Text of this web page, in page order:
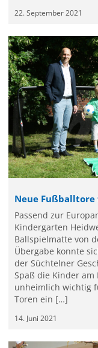
22. September 2021
Neue
Passend zur
Kindergarten
Ballspielmatte von
Übergabe konnte
der Süchtelner
Spaß die Kinder am
unheimlich wichtig
Toren ein […]
14. Juni 2021